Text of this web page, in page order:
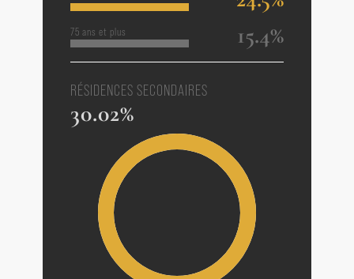
75 ans et plus 15.4%
RÉSIDENCES SECONDAIRES
30.02%